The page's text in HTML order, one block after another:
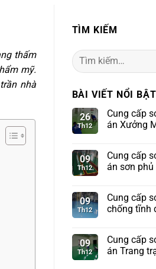
thấm
mỹ.
nhà
TÌM KIẾM
Tìm
kiếm:
BÀI VIẾT NỔI BẬT
26
Th12
Cung cấp
án Xưởng
09
Th12
Cung cấp
án sơn phủ
09
Th12
Cung cấp
chống tĩnh
09
Th12
Cung cấp
án Trang